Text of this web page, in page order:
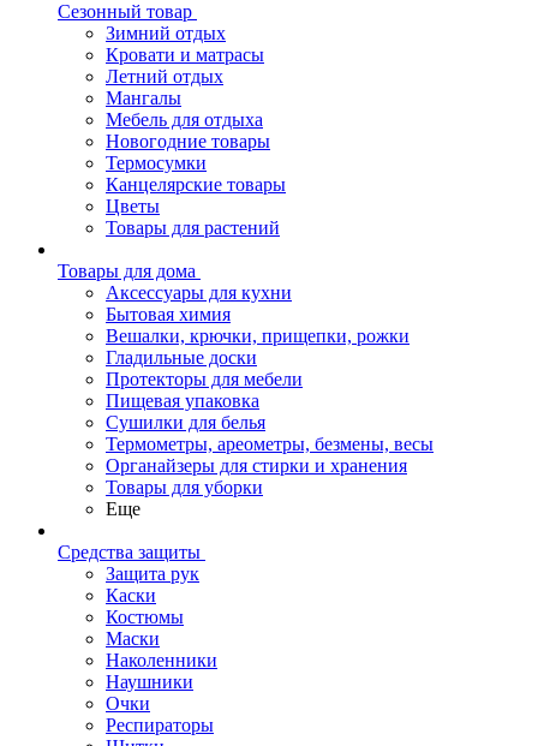
Сезонный товар
Зимний отдых
Кровати и матрасы
Летний отдых
Мангалы
Мебель для отдыха
Новогодние товары
Термосумки
Канцелярские товары
Цветы
Товары для растений
Товары для дома
Аксессуары для кухни
Бытовая химия
Вешалки, крючки, прищепки, рожки
Гладильные доски
Протекторы для мебели
Пищевая упаковка
Сушилки для белья
Термометры, ареометры, безмены, весы
Органайзеры для стирки и хранения
Товары для уборки
Еще
Средства защиты
Защита рук
Каски
Костюмы
Маски
Наколенники
Наушники
Очки
Респираторы